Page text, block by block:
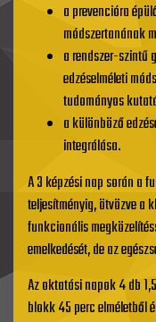
a prevencióra
módszertanának
a rendszer-szintű
edzéselméleti
tudományos
a különböző
integrálása.
A 3 képzési nap során a
teljesítményig, ötvözve a
funkcionális
emelkedését, de az
Az oktatási napok 4 db
blokk 45 perc elméletből